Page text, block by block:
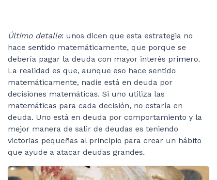
Último detalle: unos dicen que esta estrategia no
hace sentido matemáticamente, que porque se
debería pagar la deuda con mayor interés primero.
La realidad es que, aunque eso hace sentido
matemáticamente, nadie está en deuda por
decisiones matemáticas. Si uno utiliza las
matemáticas para cada decisión, no estaría en
deuda. Uno está en deuda por comportamiento y la
mejor manera de salir de deudas es teniendo
victorias pequeñas al principio para crear un hábito
que ayude a atacar deudas grandes.